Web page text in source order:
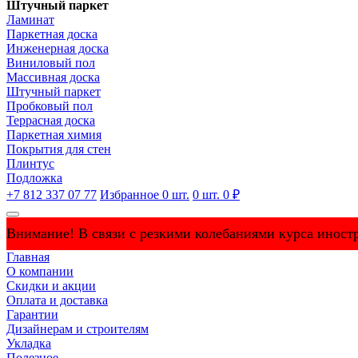
Штучный паркет
Ламинат
Паркетная доска
Инженерная доска
Виниловый пол
Массивная доска
Штучный паркет
Пробковый пол
Террасная доска
Паркетная химия
Покрытия для стен
Плинтус
Подложка
+7 812 337 07 77 Избранное 0 шт. 0 шт. 0 ₽
Внимание! В связи с резкими колебаниями курса
Главная
О компании
Скидки и акции
Оплата и доставка
Гарантии
Дизайнерам и строителям
Укладка